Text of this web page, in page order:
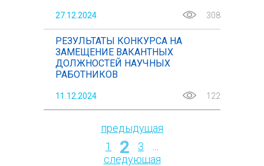
27.12.2024 308
РЕЗУЛЬТАТЫ КОНКУРСА НА
ЗАМЕЩЕНИЕ ВАКАНТНЫХ
ДОЛЖНОСТЕЙ НАУЧНЫХ
РАБОТНИКОВ
11.12.2024 122
Страницы
предыдущая
1
2 3
следующая